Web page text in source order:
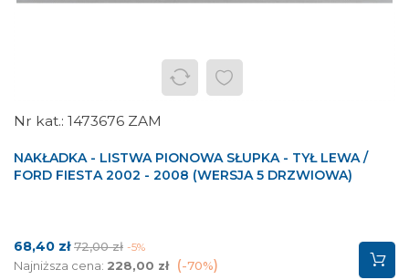
1473676 ZAM
NAKŁADKA - LISTWA PIONOWA SŁUPKA - TYŁ LEWA /
FORD FIESTA 2002 - 2008 (WERSJA 5 DRZWIOWA)
Cena
68,40 zł Cena
podstawowa
72,00 zł -5%
Najniższa cena: 228,00 zł -70%